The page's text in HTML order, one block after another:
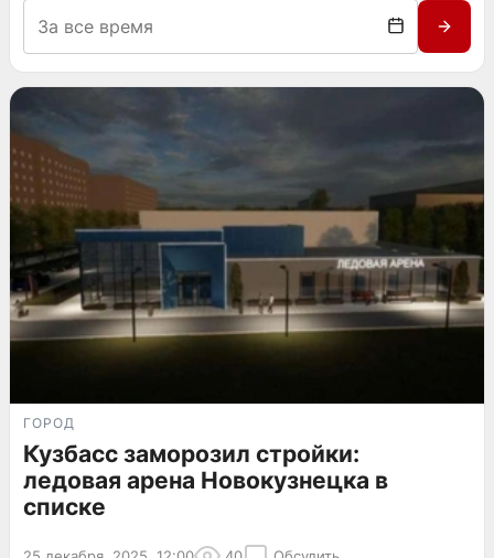
ГОРОД
Кузбасс заморозил стройки:
ледовая арена Новокузнецка в
списке